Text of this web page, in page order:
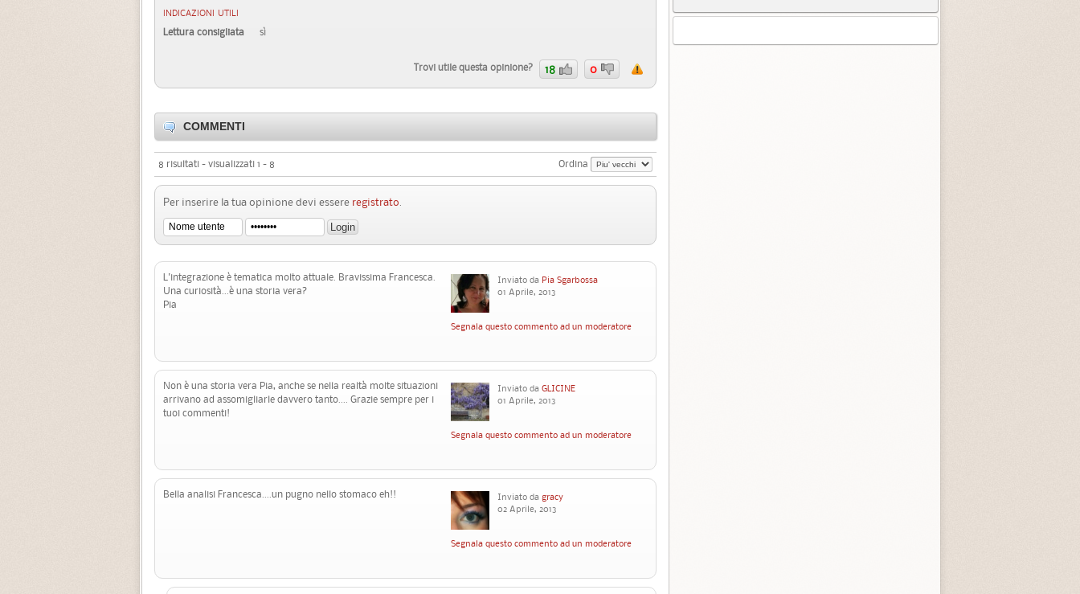
INDICAZIONI UTILI
Lettura consigliata sì
Trovi utile questa opinione? 18 0
COMMENTI
8 risultati - visualizzati 1 - 8 Ordina
Per inserire la tua opinione devi essere registrato
Inviato da Pia Sgarbossa
01 Aprile, 2013
Segnala questo commento ad un moderatore
L'integrazione è tematica molto attuale. Bravissima Francesca.
Una curiosità...è una storia vera?
Pia
Inviato daGLICINE
01 Aprile, 2013
Segnala questo commento ad un moderatore
Non è una storia vera Pia, anche se nella realtà molte situazioni
arrivano ad assomigliarle davvero tanto.... Grazie sempre per i
tuoi commenti!
Inviato dagracy
02 Aprile, 2013
Segnala questo commento ad un moderatore
Bella analisi Francesca....un pugno nello stomaco eh!!